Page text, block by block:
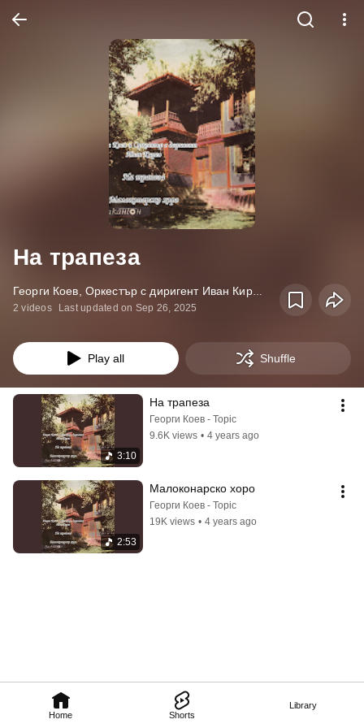
Home Shorts
Library
На трапеза
Георги Коев, Оркестър с диригент Иван Кирев • Album
2 videos
Last updated on Sep 26, 2025
Play all Shuffle
3:10
На трапеза
Георги Коев - Topic
9.6K views • 4 years ago
2:53
Малоконарско хоро
Георги Коев - Topic
19K views • 4 years ago